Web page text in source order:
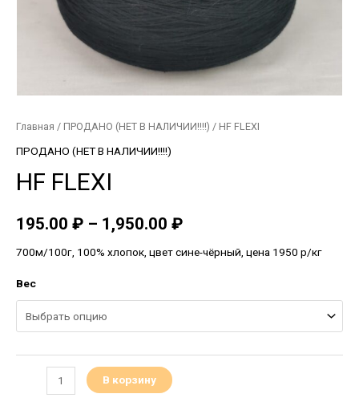
Главная / ПРОДАНО (НЕТ В НАЛИЧИИ!!!!) / HF FLEXI
ПРОДАНО (НЕТ В НАЛИЧИИ!!!!)
HF FLEXI
195.00 ₽ – 1,950.00 ₽
700м/100г, 100% хлопок, цвет сине-чёрный, цена 1950 р/кг
Вес
В корзину